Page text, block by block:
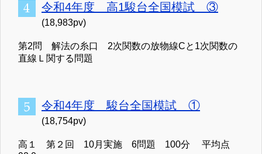
令和4年度 高1駿台全国模試 ③
(18,983pv)
第2問 解法の糸口 2次関数の放物線Cと1次関数の
直線Ｌ関する問題
令和4年度 駿台全国模試 ①
(18,754pv)
高１ 第２回 10月実施 6問題 100分 平均点